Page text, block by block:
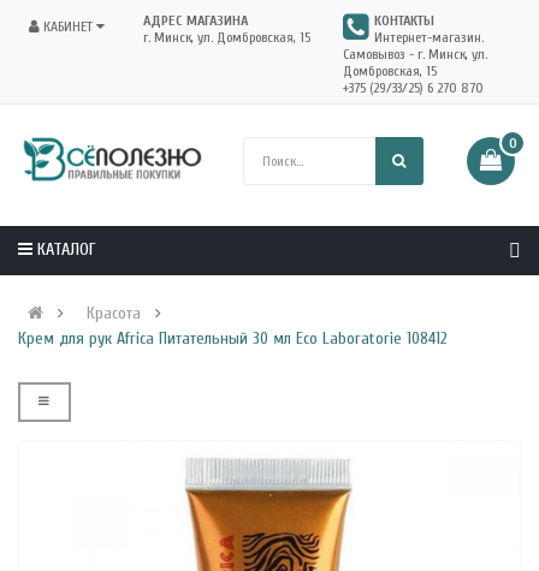
КАБИНЕТ
АДРЕС МАГАЗИНА
г. Минск, ул. Домбровская, 15
КОНТАКТЫ
Интернет-магазин.
Самовывоз - г. Минск, ул.
Домбровская, 15
+375 (29/33/25) 6 270 870
0
КАТАЛОГ
Красота
Крем для рук Africa Питательный 30 мл Eco Laboratorie 108412